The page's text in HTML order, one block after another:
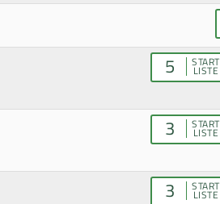
5 START
LISTE
3 START
LISTE
3 START
LISTE